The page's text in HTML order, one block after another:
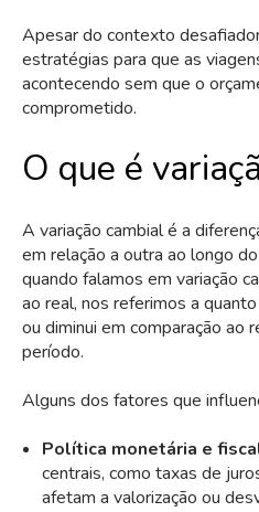
Apesar do contexto
estratégias para que as
acontecendo sem que o
comprometido.
O que é
A variação cambial é a
em relação a outra ao longo
quando falamos em variação
ao real, nos referimos a
ou diminui em comparação ao
período.
Alguns dos fatores que
Política monetária e
centrais, como taxas de
afetam a valorização ou